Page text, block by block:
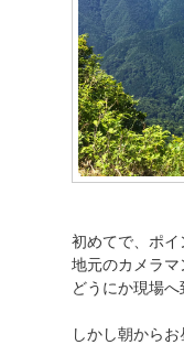
初めてで、ポイ
地元のカメラ
どうにか現場へ
しかし朝から